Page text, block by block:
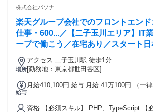
ルがある方 └Word、Excel、PowerPointな
Photoshopもご自身でご用意いただきます ＼こんな方にもぴ
ったり／ ・YouTubeの運用スキルをイチか
新しいことを吸収して成長していきたい ・
手で切り拓きたい ・動画コンテンツやマー
たい ・“好き”を仕事に、とことん追求したい ▼下記の経験
活かせます ・動画作成の経験 ・
マーケティングの経験
株式会社パソナ
楽天グループ会社でのフロントエン
仕事・600...／【二子玉川エリア】IT
ープで働こう／在宅あり／スタート
です
場所
アクセス 二子玉川駅 徒歩1分
[勤務地：東京都世田谷区]
給与
月給410,100円 給与 月給 41万100円 （一律手
資格 【必須スキル】 PHP、TypeScript 【